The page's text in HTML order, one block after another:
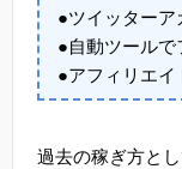
●ツイッターア
●自動ツールで
●アフィリエイ
過去の稼ぎ方と